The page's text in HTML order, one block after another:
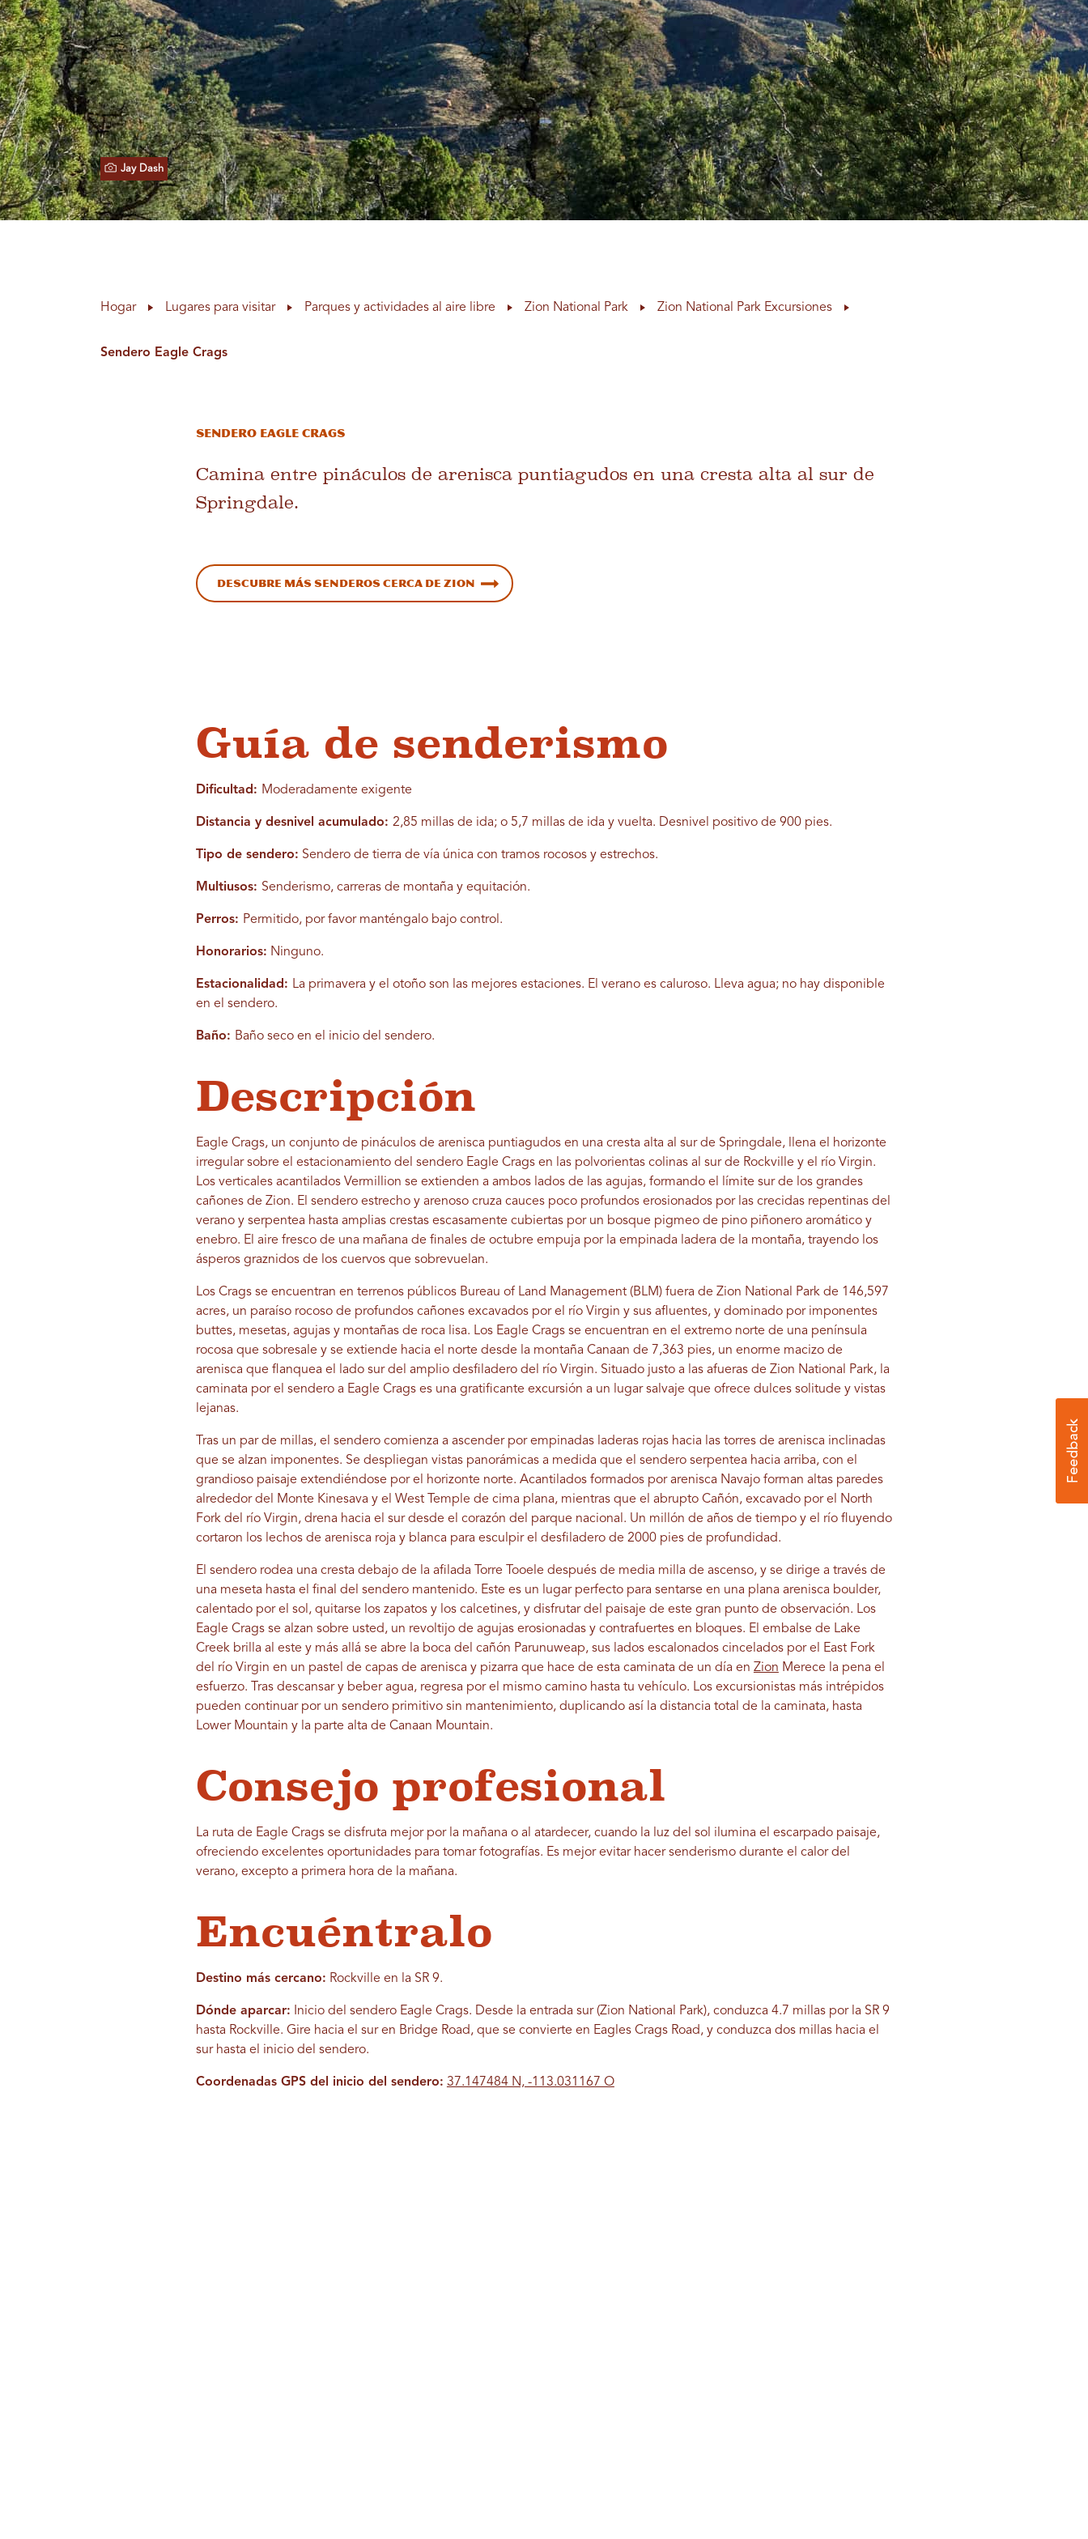
Jay Dash
Hogar Lugares para visitar Parques y actividades al aire libre Zion National Park Zion National Park Excursiones
Sendero Eagle Crags
Sendero Eagle Crags
Camina entre pináculos de arenisca puntiagudos en una cresta alta al sur de
Springdale.
Descubre más senderos cerca de Zion
Guía de senderismo
Dificultad: Moderadamente exigente
Distancia y desnivel acumulado: 2,85 millas de ida; o 5,7 millas de ida y vuelta. Desnivel positivo de 900 pies.
Tipo de sendero: Sendero de tierra de vía única con tramos rocosos y estrechos.
Multiusos: Senderismo, carreras de montaña y equitación.
Perros: Permitido, por favor manténgalo bajo control.
Honorarios: Ninguno.
Estacionalidad: La primavera y el otoño son las mejores estaciones. El verano es caluroso. Lleva agua; no hay disponible
en el sendero.
Baño: Baño seco en el inicio del sendero.
Descripción
Eagle Crags, un conjunto de pináculos de arenisca puntiagudos en una cresta alta al sur de Springdale, llena el horizonte
irregular sobre el estacionamiento del sendero Eagle Crags en las polvorientas colinas al sur de Rockville y el río Virgin.
Los verticales acantilados Vermillion se extienden a ambos lados de las agujas, formando el límite sur de los grandes
cañones de Zion. El sendero estrecho y arenoso cruza cauces poco profundos erosionados por las crecidas repentinas del
verano y serpentea hasta amplias crestas escasamente cubiertas por un bosque pigmeo de pino piñonero aromático y
enebro. El aire fresco de una mañana de finales de octubre empuja por la empinada ladera de la montaña, trayendo los
ásperos graznidos de los cuervos que sobrevuelan.
Los Crags se encuentran en terrenos públicos Bureau of Land Management (BLM) fuera de Zion National Park de 146,597
acres, un paraíso rocoso de profundos cañones excavados por el río Virgin y sus afluentes, y dominado por imponentes
buttes, mesetas, agujas y montañas de roca lisa. Los Eagle Crags se encuentran en el extremo norte de una península
rocosa que sobresale y se extiende hacia el norte desde la montaña Canaan de 7,363 pies, un enorme macizo de
arenisca que flanquea el lado sur del amplio desfiladero del río Virgin. Situado justo a las afueras de Zion National Park, la
caminata por el sendero a Eagle Crags es una gratificante excursión a un lugar salvaje que ofrece dulces solitude y vistas
lejanas.
Tras un par de millas, el sendero comienza a ascender por empinadas laderas rojas hacia las torres de arenisca inclinadas
que se alzan imponentes. Se despliegan vistas panorámicas a medida que el sendero serpentea hacia arriba, con el
grandioso paisaje extendiéndose por el horizonte norte. Acantilados formados por arenisca Navajo forman altas paredes
alrededor del Monte Kinesava y el West Temple de cima plana, mientras que el abrupto Cañón, excavado por el North
Fork del río Virgin, drena hacia el sur desde el corazón del parque nacional. Un millón de años de tiempo y el río fluyendo
cortaron los lechos de arenisca roja y blanca para esculpir el desfiladero de 2000 pies de profundidad.
El sendero rodea una cresta debajo de la afilada Torre Tooele después de media milla de ascenso, y se dirige a través de
una meseta hasta el final del sendero mantenido. Este es un lugar perfecto para sentarse en una plana arenisca boulder,
calentado por el sol, quitarse los zapatos y los calcetines, y disfrutar del paisaje de este gran punto de observación. Los
Eagle Crags se alzan sobre usted, un revoltijo de agujas erosionadas y contrafuertes en bloques. El embalse de Lake
Creek brilla al este y más allá se abre la boca del cañón Parunuweap, sus lados escalonados cincelados por el East Fork
del río Virgin en un pastel de capas de arenisca y pizarra que hace de esta caminata de un día en Zion Merece la pena el
esfuerzo. Tras descansar y beber agua, regresa por el mismo camino hasta tu vehículo. Los excursionistas más intrépidos
pueden continuar por un sendero primitivo sin mantenimiento, duplicando así la distancia total de la caminata, hasta
Lower Mountain y la parte alta de Canaan Mountain.
Consejo profesional
La ruta de Eagle Crags se disfruta mejor por la mañana o al atardecer, cuando la luz del sol ilumina el escarpado paisaje,
ofreciendo excelentes oportunidades para tomar fotografías. Es mejor evitar hacer senderismo durante el calor del
verano, excepto a primera hora de la mañana.
Encuéntralo
Destino más cercano: Rockville en la SR 9.
Dónde aparcar: Inicio del sendero Eagle Crags. Desde la entrada sur (Zion National Park), conduzca 4.7 millas por la SR 9
hasta Rockville. Gire hacia el sur en Bridge Road, que se convierte en Eagles Crags Road, y conduzca dos millas hacia el
sur hasta el inicio del sendero.
Coordenadas GPS del inicio del sendero: 37.147484 N, -113.031167 O